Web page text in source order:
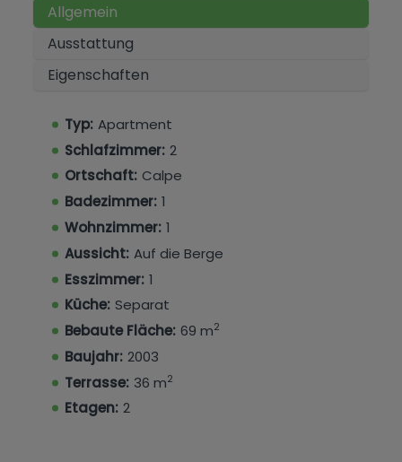
weiteren Merkmalen gehören Klimaanlage,
Splitheizung und ein praktischer Abstellraum für
zusätzlichen Komfort.
EinHighlight der Immobilie ist die Terrasse mit
Freien. Die Bewohner profitieren zudem von
Zugang zu einem großen Gemeinschaftspool,
landschaftlich gestalteten Gärten und einem
privaten Parkplatz innerhalb der Anlage.
Verpassen Sie nicht diese ausgezeichnete
Gelegenheit!
Allgemein
Ausstattung
Eigenschaften
Typ: Apartment
Schlafzimmer: 2
Ortschaft: Calpe
Badezimmer: 1
Wohnzimmer: 1
Aussicht: Auf die Berge
Esszimmer: 1
Küche: Separat
Bebaute Fläche: 69 m2
Baujahr: 2003
Terrasse: 36 m2
Etagen: 2